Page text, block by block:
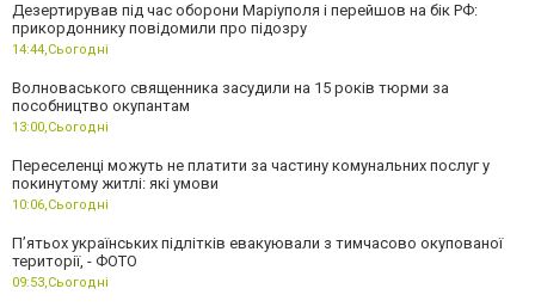
Дезертирував під час оборони Маріуполя і перейшов на бік РФ:
прикордоннику повідомили про підозру
14:44,Сьогодні
Волноваського священника засудили на 15 років тюрми за
пособництво окупантам
13:00,Сьогодні
Переселенці можуть не платити за частину комунальних послуг у
покинутому житлі: які умови
10:06,Сьогодні
П’ятьох українських підлітків евакуювали з тимчасово окупованої
території, - ФОТО
09:53,Сьогодні